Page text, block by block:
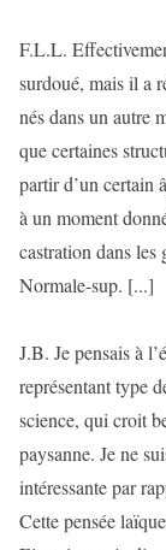
F.L.L.
surdoué, mais il a
nés dans un autre
que certaines
partir d’un certain
à un moment
castration dans les
Normale-sup. [...]
J.B. Je pensais à
représentant type
science, qui croit
paysanne. Je ne
intéressante par
Cette pensée